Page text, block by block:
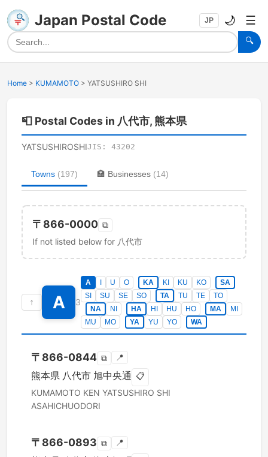
Japan Postal Code
🔍
JP 🌙 ☰
Home > KUMAMOTO > YATSUSHIRO SHI
📮 Postal Codes in 八代市, 熊本県
YATSUSHIROSHIJIS: 43202
Towns (197) 🏣 Businesses (14)
〒 866-0000 ⧉
If not listed below for 八代市
↑ A 3
A U O KA KI KU KO
SA
SI
SU SE SO TA TU TE
TO
NA
NI HA HI HU HO MA
MI
MU
MO YA YU YO WA
〒 866-0844 ⧉ 📍
熊本県 八代市 旭中央通 📋
KUMAMOTO KEN YATSUSHIRO SHI
ASAHICHUODORI
〒 866-0893 ⧉ 📍